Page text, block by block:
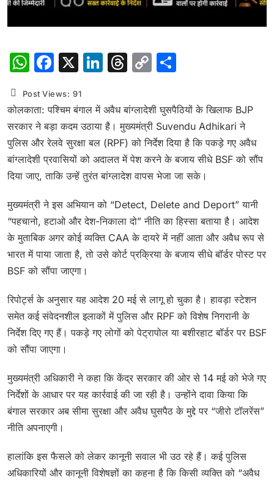
WhatsApp
Facebook
X LinkedIn
Threads
Copy
Post Views: 91
कोलकाता: पश्चिम बंगाल में अवैध बांग्लादेशी घुसपैठियों के खिलाफ BJP
सरकार ने बड़ा कदम उठाया है। मुख्यमंत्री Suvendu Adhikari ने
पुलिस और रेलवे सुरक्षा बल (RPF) को निर्देश दिया है कि पकड़े गए अवैध
बांग्लादेशी प्रवासियों को अदालत में पेश करने के बजाय सीधे BSF को सौंप
दिया जाए, ताकि उन्हें तुरंत बांग्लादेश वापस भेजा जा सके।
मुख्यमंत्री ने इस अभियान को “Detect, Delete and Deport” यानी
“पहचानो, हटाओ और देश-निकाला दो” नीति का हिस्सा बताया है। आदेश
के मुताबिक अगर कोई व्यक्ति CAA के दायरे में नहीं आता और अवैध रूप से
भारत में पाया जाता है, तो उसे कोर्ट प्रक्रिया के बजाय सीधे बॉर्डर पोस्ट पर
BSF को सौंपा जाएगा।
रिपोर्ट्स के अनुसार यह आदेश 20 मई से लागू हो चुका है। हावड़ा स्टेशन
समेत कई संवेदनशील इलाकों में पुलिस और RPF को विशेष निगरानी के
निर्देश दिए गए हैं। पकड़े गए लोगों को पेट्रापोल या बशीरहाट बॉर्डर पर BSF
को सौंपा जाएगा।
मुख्यमंत्री अधिकारी ने कहा कि केंद्र सरकार की ओर से 14 मई को भेजे गए
निर्देशों के आधार पर यह कार्रवाई की जा रही है। उन्होंने दावा किया कि
बंगाल सरकार अब सीमा सुरक्षा और अवैध घुसपैठ के मुद्दे पर “जीरो टॉलरेंस”
नीति अपनाएगी।
हालांकि इस फैसले को लेकर कानूनी सवाल भी उठ रहे हैं। कई पुलिस
अधिकारियों और कानूनी विशेषज्ञों का कहना है कि किसी व्यक्ति को “अवैध